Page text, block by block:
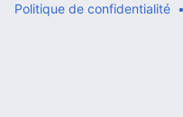
Politique de confidentialité